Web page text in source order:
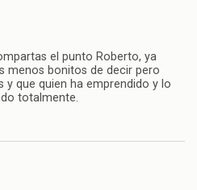
el punto Roberto, ya
menos bonitos de decir pero
y que quien ha emprendido y lo
totalmente.